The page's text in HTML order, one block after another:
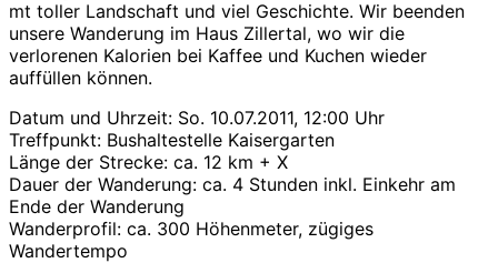
mt toller Landschaft und viel Geschichte. Wir beenden
unsere Wanderung im Haus Zillertal, wo wir die
verlorenen Kalorien bei Kaffee und Kuchen wieder
auffüllen können.
Datum und Uhrzeit: So. 10.07.2011, 12:00 Uhr
Treffpunkt: Bushaltestelle Kaisergarten
Länge der Strecke: ca. 12 km + X
Dauer der Wanderung: ca. 4 Stunden inkl. Einkehr am
Ende der Wanderung
Wanderprofil: ca. 300 Höhenmeter, zügiges
Wandertempo